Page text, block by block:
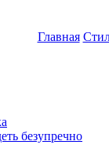
Главная
безупречно